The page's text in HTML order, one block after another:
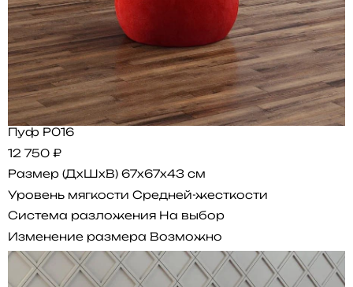
Пуф P016
12 750 ₽
Размер (ДхШхВ) 67x67x43 см
Уровень мягкости Средней-жесткости
Система разложения На выбор
Изменение размера Возможно